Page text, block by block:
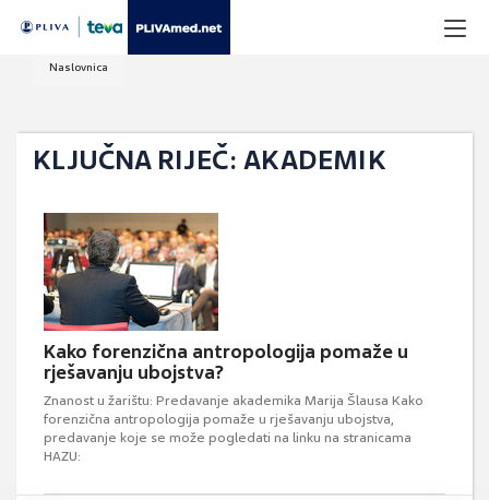
Naslovnica
KLJUČNA RIJEČ: AKADEMIK
Kako forenzična antropologija pomaže u
rješavanju ubojstva?
Znanost u žarištu: Predavanje akademika Marija Šlausa Kako
forenzična antropologija pomaže u rješavanju ubojstva,
predavanje koje se može pogledati na linku na stranicama
HAZU: